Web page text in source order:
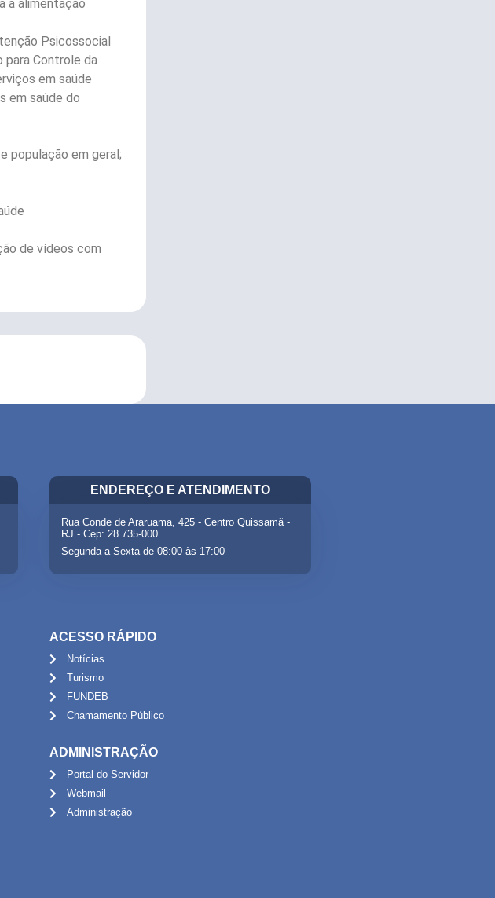
a alimentação
Psicossocial
para Controle da
em saúde
em saúde do
população em geral;
de vídeos com
ENDEREÇO E ATENDIMENTO
Rua Conde de Araruama, 425 - Centro Quissamã -
RJ - Cep: 28.735-000
Segunda a Sexta de 08:00 às 17:00
ACESSO RÁPIDO
Notícias
Turismo
FUNDEB
Chamamento Público
ADMINISTRAÇÃO
Portal do Servidor
Webmail
Administração